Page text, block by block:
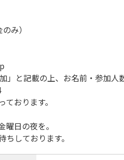
み）
」と記載の上、お名前・参加人
おります。
曜日の夜を。
しております。